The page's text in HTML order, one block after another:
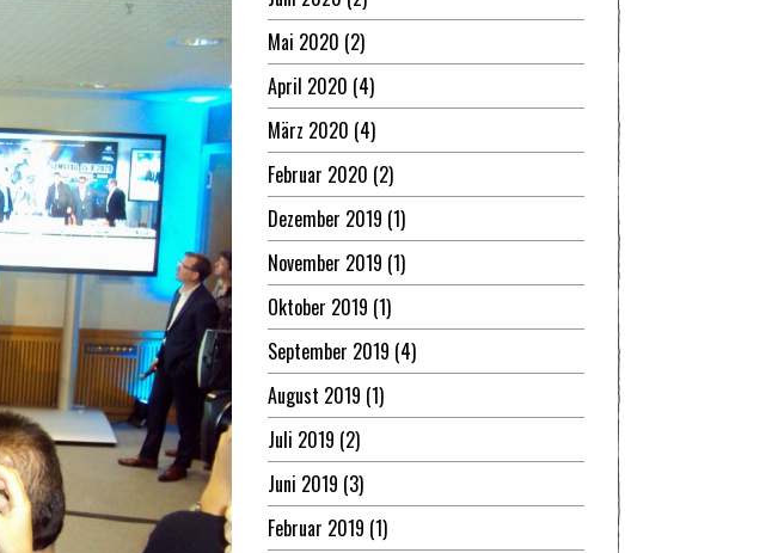
Mai 2020 (2)
April 2020 (4)
März 2020 (4)
Februar 2020 (2)
Dezember 2019 (1)
November 2019 (1)
Oktober 2019 (1)
September 2019 (4)
August 2019 (1)
Juli 2019 (2)
Juni 2019 (3)
Februar 2019 (1)